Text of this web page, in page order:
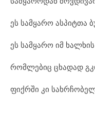
ეს სამყარო ასპიტთა
ეს სამყარო იმ ხალ
რომლებიც ცხადად
ფიქრში კი სახრჩობე